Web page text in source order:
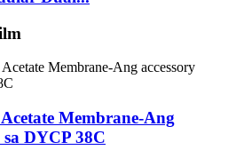
Membrane-Ang
sa DYCP 38C